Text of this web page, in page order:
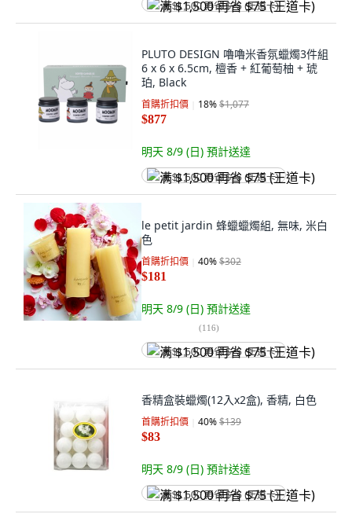
满 $1,500 再省 $75 (王道卡)
PLUTO DESIGN 嚕嚕米香氛蠟燭3件組
6 x 6 x 6.5cm, 檀香 + 紅葡萄柚 + 琥
珀, Black
首購折扣價 18%$1,077
$877
明天 8/9 (日) 預計送達
满 $1,500 再省 $75 (王道卡)
le petit jardin 蜂蠟蠟燭組, 無味, 米白
色
首購折扣價 40%$302
$181
明天 8/9 (日) 預計送達
(116)
满 $1,500 再省 $75 (王道卡)
香精盒裝蠟燭(12入x2盒), 香精, 白色
首購折扣價 40%$139
$83
明天 8/9 (日) 預計送達
满 $1,500 再省 $75 (王道卡)